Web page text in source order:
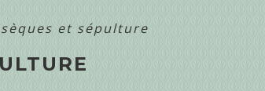
et sépulture